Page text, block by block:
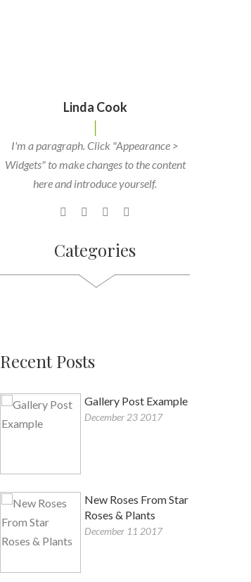
Linda Cook
I'm a paragraph. Click "Appearance >
Widgets" to make changes to the content
here and introduce yourself.
Categories
Recent Posts
Gallery Post Example
December 23 2017
New Roses From Star
Roses & Plants
December 11 2017